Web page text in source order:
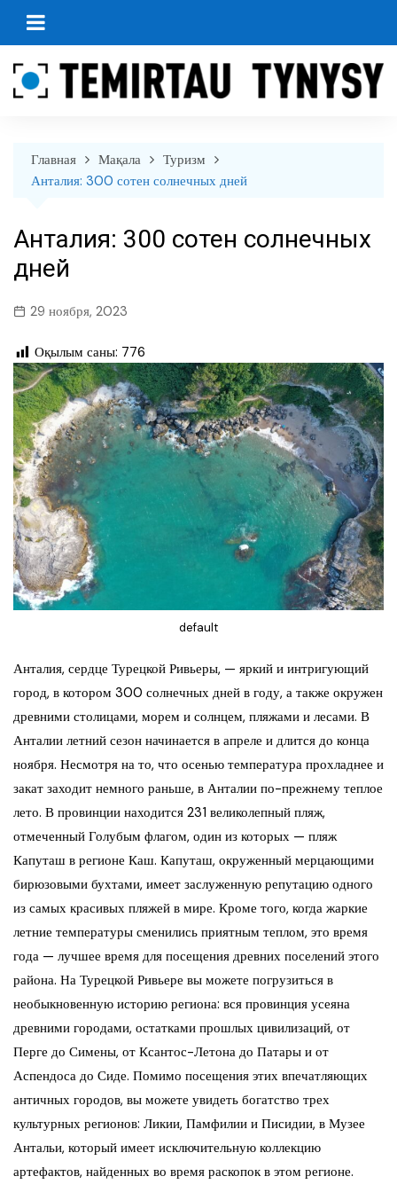
перейти
Главная Мақала
Туризм
Анталия: 300 сотен солнечных дней
Анталия: 300 сотен солнечных
дней
29 ноября, 2023
Оқылым саны: 776
default
Анталия, сердце Турецкой Ривьеры, — яркий и интригующий
город, в котором 300 солнечных дней в году, а также окружен
древними столицами, морем и солнцем, пляжами и лесами. В
Анталии летний сезон начинается в апреле и длится до конца
ноября. Несмотря на то, что осенью температура прохладнее и
закат заходит немного раньше, в Анталии по-прежнему теплое
лето. В провинции находится 231 великолепный пляж,
отмеченный Голубым флагом, один из которых — пляж
Капуташ в регионе Каш. Капуташ, окруженный мерцающими
бирюзовыми бухтами, имеет заслуженную репутацию одного
из самых красивых пляжей в мире. Кроме того, когда жаркие
летние температуры сменились приятным теплом, это время
года — лучшее время для посещения древних поселений этого
района. На Турецкой Ривьере вы можете погрузиться в
необыкновенную историю региона: вся провинция усеяна
древними городами, остатками прошлых цивилизаций, от
Перге до Симены, от Ксантос-Летона до Патары и от
Аспендоса до Сиде. Помимо посещения этих впечатляющих
античных городов, вы можете увидеть богатство трех
культурных регионов: Ликии, Памфилии и Писидии, в Музее
Антальи, который имеет исключительную коллекцию
артефактов, найденных во время раскопок в этом регионе.